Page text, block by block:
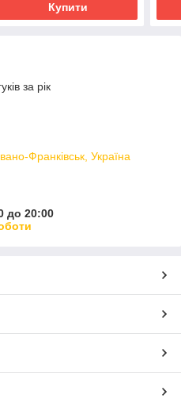
Купити
за рік
Франківськ, Україна
до 20:00